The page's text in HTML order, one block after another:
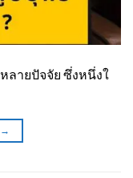
ลายปัจจัย ซึ่งหนึ่งใ
→